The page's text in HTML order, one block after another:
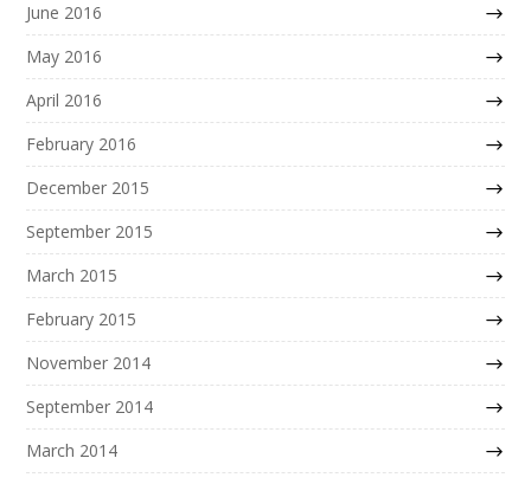
June 2016
May 2016
April 2016
February 2016
December 2015
September 2015
March 2015
February 2015
November 2014
September 2014
March 2014